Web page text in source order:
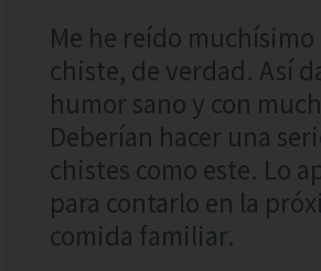
Me he reído muchísimo
chiste, de verdad. Así
humor sano y con
Deberían hacer una
chistes como este. Lo
para contarlo en la
comida familiar.